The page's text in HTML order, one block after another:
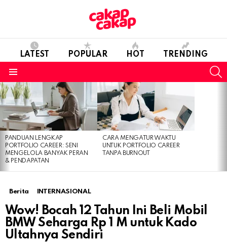
LATEST POPULAR HOT TRENDING
LATEST
STORIES
PANDUAN LENGKAP
PORTFOLIO CAREER: SENI
MENGELOLA BANYAK PERAN
& PENDAPATAN
CARA MENGATUR WAKTU
UNTUK PORTFOLIO CAREER
TANPA BURNOUT
Berita INTERNASIONAL
Wow! Bocah 12 Tahun Ini Beli Mobil
BMW Seharga Rp 1 M untuk Kado
Ultahnya Sendiri